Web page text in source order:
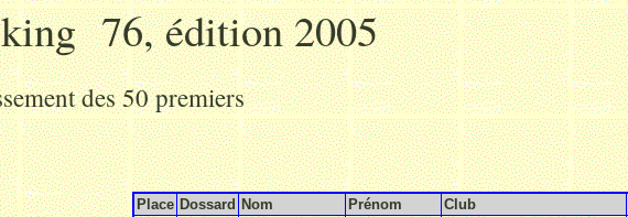
76, édition 2005
des 50 premiers
Place Dossard Nom Prénom Club